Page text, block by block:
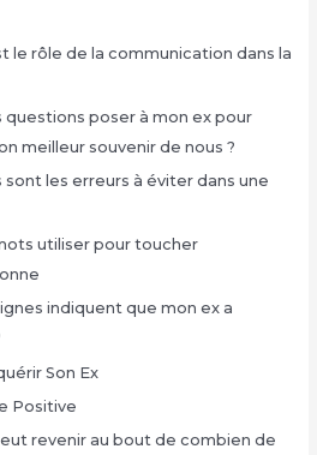
le rôle de la communication dans la
questions poser à mon ex pour
meilleur souvenir de nous ?
sont les erreurs à éviter dans une
utiliser pour toucher
indiquent que mon ex a
Son Ex
Positive
revenir au bout de combien de